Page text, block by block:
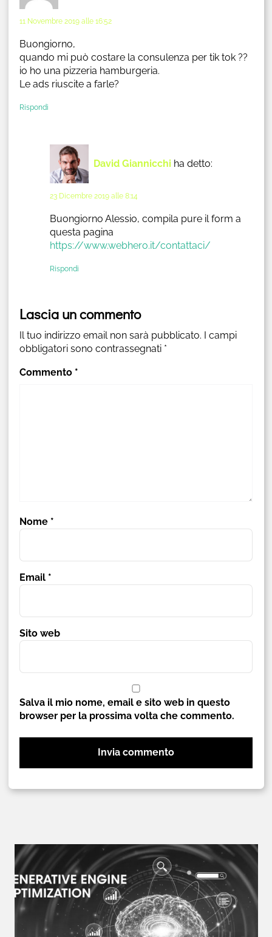
11 Novembre 2019 alle 16:52
Buongiorno,
quando mi può costare la consulenza per tik tok ??
io ho una pizzeria hamburgeria.
Le ads riuscite a farle?
Rispondi
David Giannicchi ha detto:
23 Dicembre 2019 alle 8:14
Buongiorno Alessio, compila pure il form a
questa pagina
https://www.webhero.it/contattaci/
Rispondi
Lascia un commento
Il tuo indirizzo email non sarà pubblicato.
I campi
obbligatori sono contrassegnati *
Commento *
Nome *
Email *
Sito web
Salva il mio nome, email e sito web in questo
browser per la prossima volta che commento.